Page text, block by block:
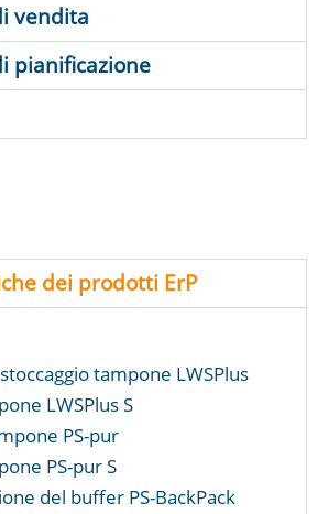
vendita
pianificazione
dei prodotti ErP
tampone LWSPlus
LWSPlus S
PS-pur
PS-pur S
del buffer PS-BackPack